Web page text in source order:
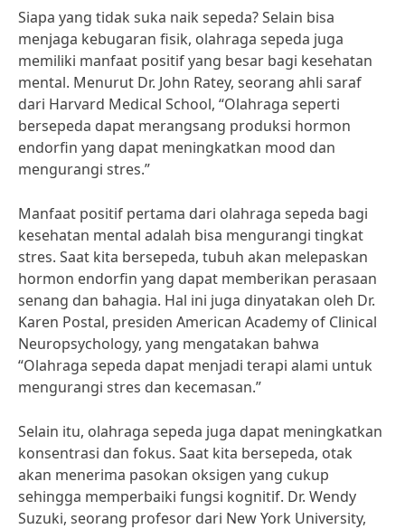
Siapa yang tidak suka naik sepeda? Selain bisa
menjaga kebugaran fisik, olahraga sepeda juga
memiliki manfaat positif yang besar bagi kesehatan
mental. Menurut Dr. John Ratey, seorang ahli saraf
dari Harvard Medical School, “Olahraga seperti
bersepeda dapat merangsang produksi hormon
endorfin yang dapat meningkatkan mood dan
mengurangi stres.”
Manfaat positif pertama dari olahraga sepeda bagi
kesehatan mental adalah bisa mengurangi tingkat
stres. Saat kita bersepeda, tubuh akan melepaskan
hormon endorfin yang dapat memberikan perasaan
senang dan bahagia. Hal ini juga dinyatakan oleh Dr.
Karen Postal, presiden American Academy of Clinical
Neuropsychology, yang mengatakan bahwa
“Olahraga sepeda dapat menjadi terapi alami untuk
mengurangi stres dan kecemasan.”
Selain itu, olahraga sepeda juga dapat meningkatkan
konsentrasi dan fokus. Saat kita bersepeda, otak
akan menerima pasokan oksigen yang cukup
sehingga memperbaiki fungsi kognitif. Dr. Wendy
Suzuki, seorang profesor dari New York University,